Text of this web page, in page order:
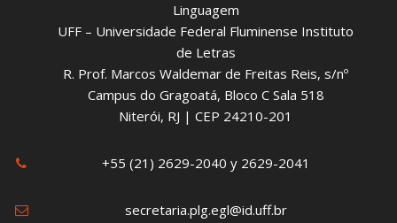
Linguagem
UFF – Universidade Federal Fluminense Instituto
de Letras
R. Prof. Marcos Waldemar de Freitas Reis, s/nº
Campus do Gragoatá, Bloco C Sala 518
Niterói, RJ | CEP 24210-201
+55 (21) 2629-2040 y 2629-2041
secretaria.plg.egl@id.uff.br